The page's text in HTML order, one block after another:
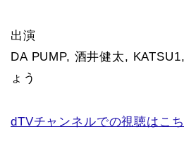
出演
DA PUMP, 酒井健太,
ょう
dTVチャンネルでの視聴はこ